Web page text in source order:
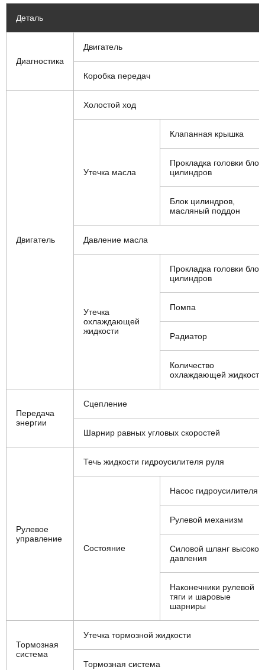
Деталь
Диагностика
Двигатель
Коробка передач
Двигатель
Холостой ход
Утечка масла
Клапанная крышка
Прокладка головки
цилиндров
Блок цилиндров,
масляный поддон
Давление масла
Утечка
охлаждающей
жидкости
Прокладка головки
цилиндров
Помпа
Радиатор
Количество
охлаждающей жидкости
Передача
энергии
Сцепление
Шарнир равных угловых скоростей
Рулевое
управление
Течь жидкости гидроусилителя руля
Состояние
Насос гидроусилителя
Рулевой механизм
Силовой шланг
давления
Наконечники рулевой
тяги и шаровые
шарниры
Тормозная
система
Утечка тормозной жидкости
Тормозная система